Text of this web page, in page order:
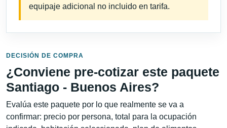
equipaje adicional no incluido en tarifa.
DECISIÓN DE COMPRA
¿Conviene pre-cotizar este paquete
Santiago - Buenos Aires?
Evalúa este paquete por lo que realmente se va a
confirmar: precio por persona, total para la ocupación